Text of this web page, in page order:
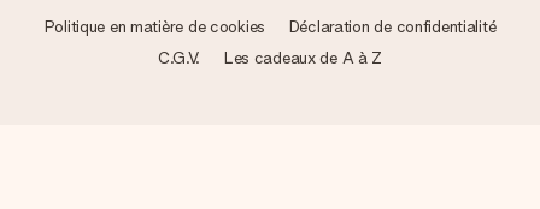
Politique en matière de cookies
Déclaration de confidentialité
C.G.V.
Les cadeaux de A à Z